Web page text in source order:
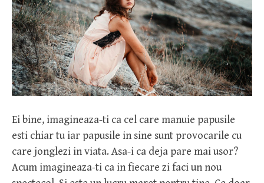
Ei bine, imagineaza-ti ca cel care manuie papusile
esti chiar tu iar papusile in sine sunt provocarile cu
care jonglezi in viata. Asa-i ca deja pare mai usor?
Acum imagineaza-ti ca in fiecare zi faci un nou